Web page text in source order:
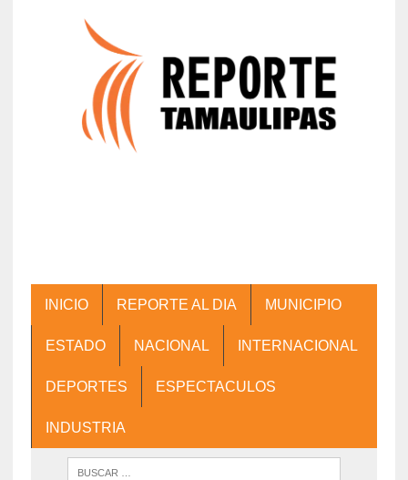
INICIO REPORTE AL DIA MUNICIPIO
ESTADO NACIONAL INTERNACIONAL
DEPORTES ESPECTACULOS
INDUSTRIA